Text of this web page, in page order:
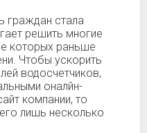
граждан стала
решить многие
которых раньше
Чтобы ускорить
водосчетчиков,
оналйн-
компании, то
лишь несколько